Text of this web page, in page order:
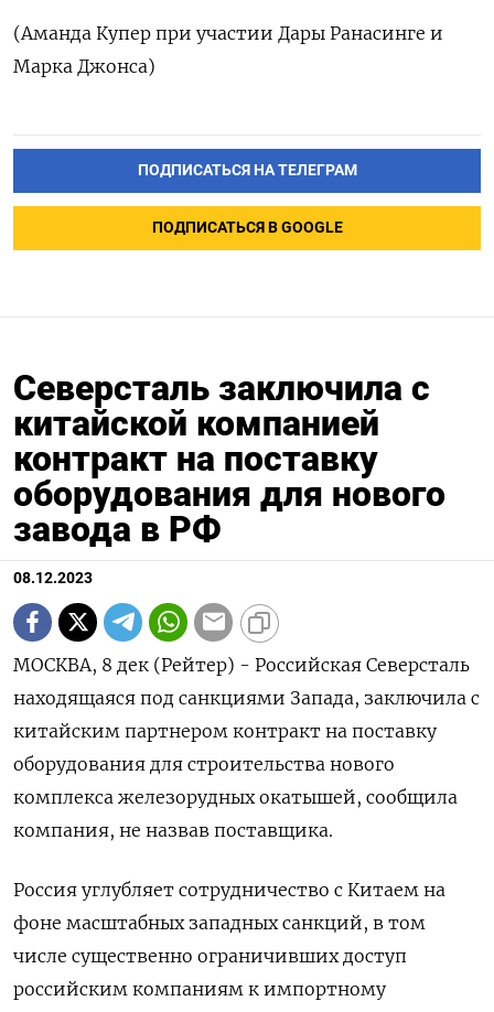
(Аманда Купер при участии Дары Ранасинге и
Марка Джонса)
ПОДПИСАТЬСЯ НА ТЕЛЕГРАМ
ПОДПИСАТЬСЯ В GOOGLE
Северсталь заключила с
китайской компанией
контракт на поставку
оборудования для нового
завода в РФ
08.12.2023
МОСКВА, 8 дек (Рейтер) - Российская Северсталь
находящаяся под санкциями Запада, заключила с
китайским партнером контракт на поставку
оборудования для строительства нового
комплекса железорудных окатышей, сообщила
компания, не назвав поставщика.
Россия углубляет сотрудничество с Китаем на
фоне масштабных западных санкций, в том
числе существенно ограничивших доступ
российским компаниям к импортному